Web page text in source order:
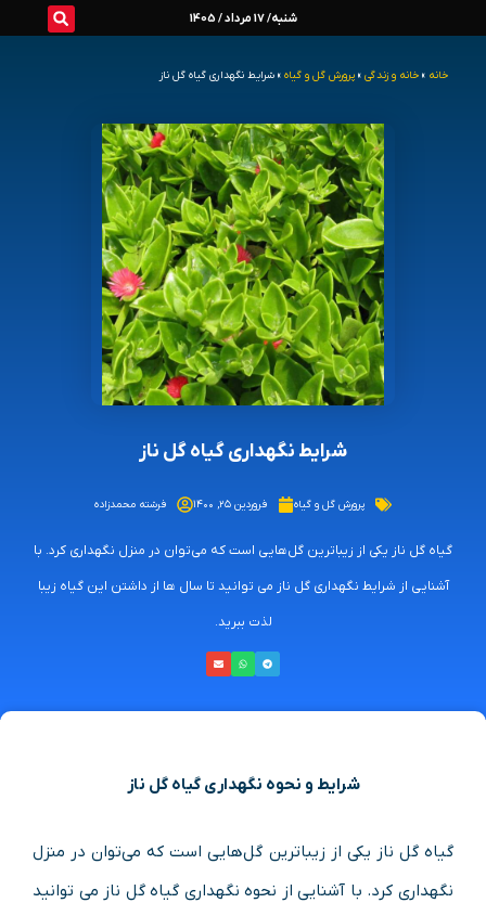
شنبه/ 17 مرداد / 1405
خانه » خانه و زندگی » پرورش گل و گیاه » شرایط نگهداری گیاه گل ناز
شرایط نگهداری گیاه گل ناز
پرورش گل و گیاه فروردین ۲۵, ۱۴۰۰ فرشته محمدزاده
گیاه گل ناز یکی از زیباترین گل‌هایی است که می‌توان در منزل نگهداری کرد. با
آشنایی از شرایط نگهداری گل ناز می توانید تا سال ها از داشتن این گیاه زیبا
لذت ببرید.
شرایط و نحوه نگهداری گیاه گل ناز
گیاه گل ناز یکی از زیباترین گل‌هایی است که می‌توان در منزل
نگهداری کرد. با آشنایی از نحوه نگهداری گیاه گل ناز می توانید